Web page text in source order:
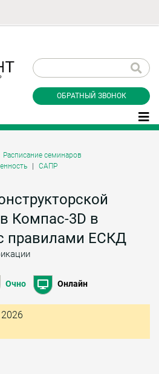
ОБРАТНЫЙ ЗВОНОК
Расписание семинаров
САПР
Компас-3D в
правилами ЕСКД
Очно Онлайн
на обработку персональных